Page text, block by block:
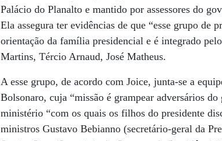
Palácio do Planalto e mantido por assessores do
Ela assegura ter evidências de que “esse grupo de
orientação da família presidencial e é integrado
Martins, Tércio Arnaud, José Matheus.
A esse grupo, de acordo com Joice, junta-se a
Bolsonaro, cuja “missão é grampear adversários
ministério “com os quais os filhos do presidente
ministros Gustavo Bebianno (secretário-geral da